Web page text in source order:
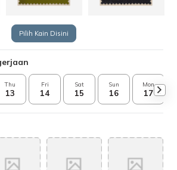
Pilih Kain Disini
Thu
13
Fri
14
Sat
15
Sun
16
Mon
17